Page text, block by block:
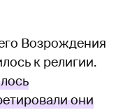
Возрождения
к религии.
они